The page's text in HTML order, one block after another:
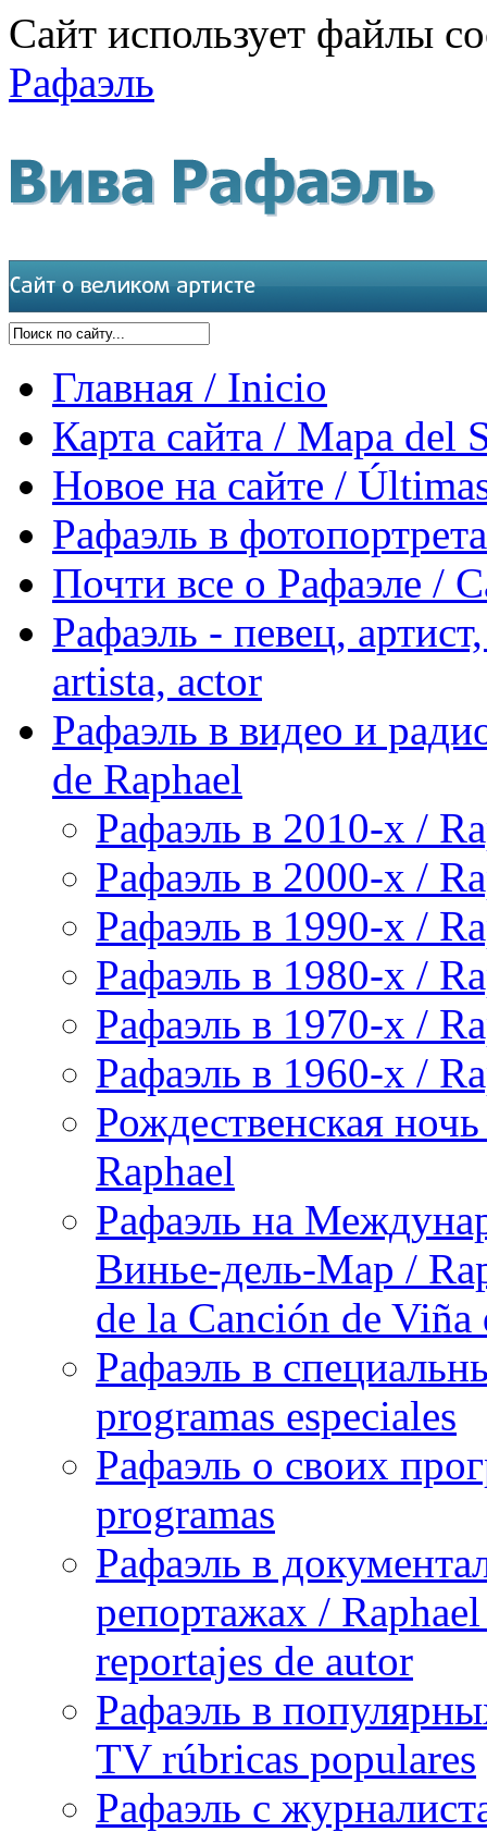
Сайт использует файлы
Рафаэль
Главная / Inicio
Карта сайта / Mapa del
Новое на сайте /
Рафаэль в
Почти все о Рафаэле /
Рафаэль - певец,
artista, actor
Рафаэль в видео и
de Raphael
Рафаэль в 2010-х /
Рафаэль в 2000-х /
Рафаэль в 1990-х /
Рафаэль в 1980-х /
Рафаэль в 1970-х /
Рафаэль в 1960-х /
Рождественская
Raphael
Рафаэль на
Винье-дель-Мар /
de la Canción de
Рафаэль в
programas especiales
Рафаэль о своих
programas
Рафаэль в
репортажах /
reportajes de autor
Рафаэль в
TV rúbricas populares
Рафаэль с